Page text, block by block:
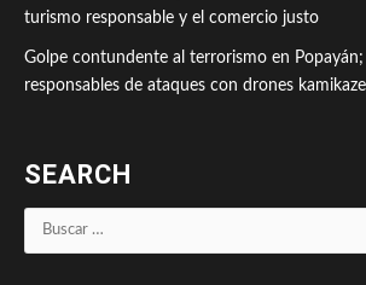
turismo responsable y el comercio justo
Golpe contundente al terrorismo en
responsables de ataques con drones kamikaze
SEARCH
Buscar: